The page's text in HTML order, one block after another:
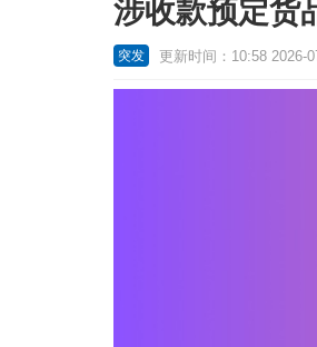
涉收款预定货
突发 更新时间：10:58 2026-